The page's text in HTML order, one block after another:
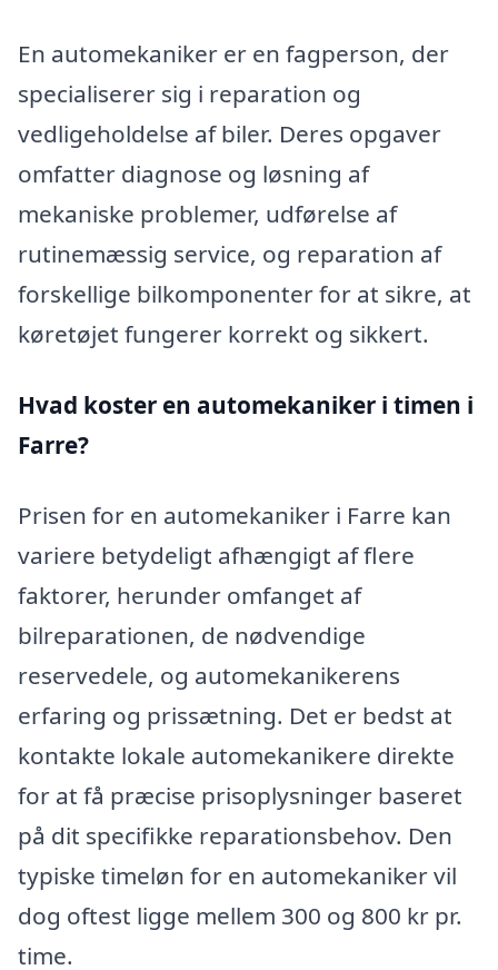
En automekaniker er en fagperson, der
specialiserer sig i reparation og
vedligeholdelse af biler. Deres opgaver
omfatter diagnose og løsning af
mekaniske problemer, udførelse af
rutinemæssig service, og reparation af
forskellige bilkomponenter for at sikre, at
køretøjet fungerer korrekt og sikkert.
Hvad koster en automekaniker i timen i
Farre?
Prisen for en automekaniker i Farre kan
variere betydeligt afhængigt af flere
faktorer, herunder omfanget af
bilreparationen, de nødvendige
reservedele, og automekanikerens
erfaring og prissætning. Det er bedst at
kontakte lokale automekanikere direkte
for at få præcise prisoplysninger baseret
på dit specifikke reparationsbehov. Den
typiske timeløn for en automekaniker vil
dog oftest ligge mellem 300 og 800 kr pr.
time.